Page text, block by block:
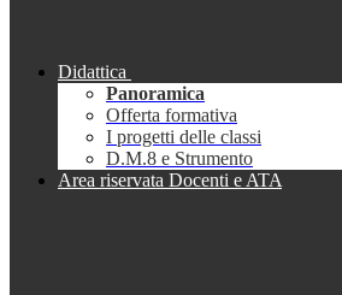
Didattica
Panoramica
Offerta formativa
I progetti delle classi
D.M.8 e Strumento
Area riservata Docenti e ATA